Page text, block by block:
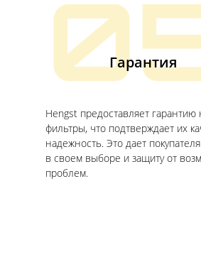
Гарантия
Hengst предоставляет гарантию
фильтры, что подтверждает их
надежность. Это дает
в своем выборе и защиту от
проблем.